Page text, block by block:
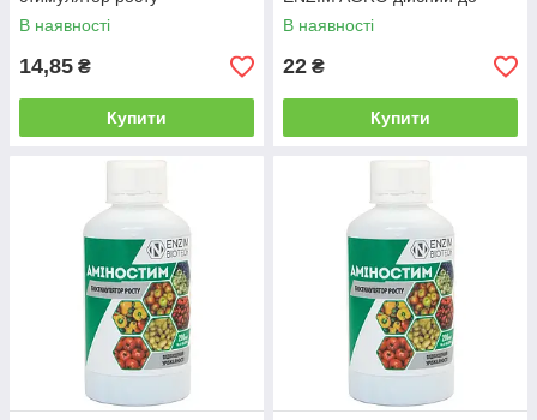
В наявності
14,85 ₴
Купити
03.2026 ,УЦІНКА
В наявності
22 ₴
Купити